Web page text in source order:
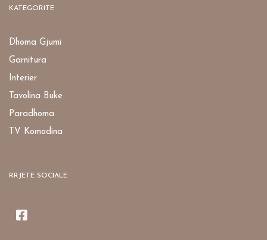
KATEGORITE
Dhoma Gjumi
Garnitura
Interier
Tavolina Buke
Paradhoma
TV Komodina
RRJETE SOCIALE